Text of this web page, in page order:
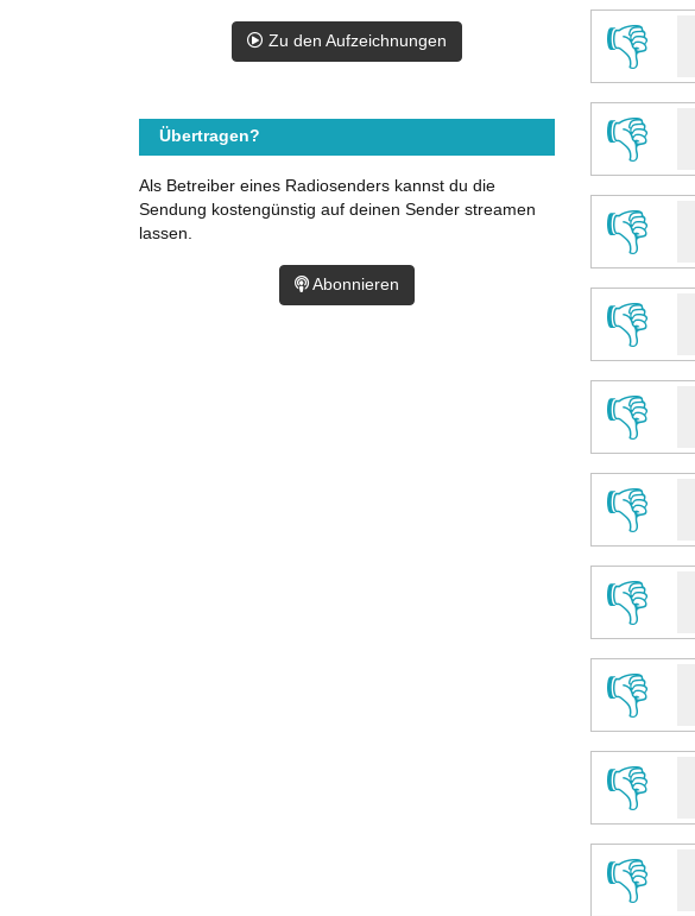
👎
👎
👎
👎
👎
👎
👎
👎
👎
👎
Zu den Aufzeichnungen
Übertragen?
Als Betreiber eines Radiosenders kannst du die
Sendung kostengünstig auf deinen Sender streamen
lassen.
Abonnieren